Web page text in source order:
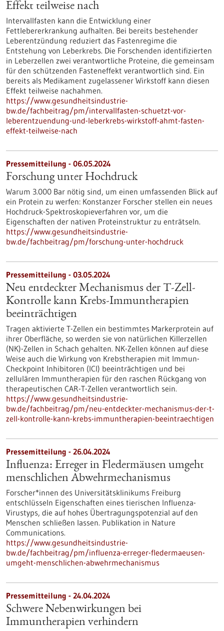
Effekt teilweise nach
Intervallfasten kann die Entwicklung einer
Fettlebererkrankung aufhalten. Bei bereits bestehender
Leberentzündung reduziert das Fastenregime die
Entstehung von Leberkrebs. Die Forschenden identifizierten
in Leberzellen zwei verantwortliche Proteine, die gemeinsam
für den schützenden Fasteneffekt verantwortlich sind. Ein
bereits als Medikament zugelassener Wirkstoff kann diesen
Effekt teilweise nachahmen.
https://www.gesundheitsindustrie-
bw.de/fachbeitrag/pm/intervallfasten-schuetzt-vor-
leberentzuendung-und-leberkrebs-wirkstoff-ahmt-fasten-
effekt-teilweise-nach
Pressemitteilung - 06.05.2024
Forschung unter Hochdruck
Warum 3.000 Bar nötig sind, um einen umfassenden Blick auf
ein Protein zu werfen: Konstanzer Forscher stellen ein neues
Hochdruck-Spektroskopieverfahren vor, um die
Eigenschaften der nativen Proteinstruktur zu enträtseln.
https://www.gesundheitsindustrie-
bw.de/fachbeitrag/pm/forschung-unter-hochdruck
Pressemitteilung - 03.05.2024
Neu entdeckter Mechanismus der T-Zell-
Kontrolle kann Krebs-Immuntherapien
beeinträchtigen
Tragen aktivierte T-Zellen ein bestimmtes Markerprotein auf
ihrer Oberfläche, so werden sie von natürlichen Killerzellen
(NK)-Zellen in Schach gehalten. NK-Zellen können auf diese
Weise auch die Wirkung von Krebstherapien mit Immun-
Checkpoint Inhibitoren (ICI) beeinträchtigen und bei
zellulären Immuntherapien für den raschen Rückgang von
therapeutischen CAR-T-Zellen verantwortlich sein.
https://www.gesundheitsindustrie-
bw.de/fachbeitrag/pm/neu-entdeckter-mechanismus-der-t-
zell-kontrolle-kann-krebs-immuntherapien-beeintraechtigen
Pressemitteilung - 26.04.2024
Influenza: Erreger in Fledermäusen umgeht
menschlichen Abwehrmechanismus
Forscher*innen des Universitätsklinikums Freiburg
entschlüsseln Eigenschaften eines tierischen Influenza-
Virustyps, die auf hohes Übertragungspotenzial auf den
Menschen schließen lassen. Publikation in Nature
Communications.
https://www.gesundheitsindustrie-
bw.de/fachbeitrag/pm/influenza-erreger-fledermaeusen-
umgeht-menschlichen-abwehrmechanismus
Pressemitteilung - 24.04.2024
Schwere Nebenwirkungen bei
Immuntherapien verhindern